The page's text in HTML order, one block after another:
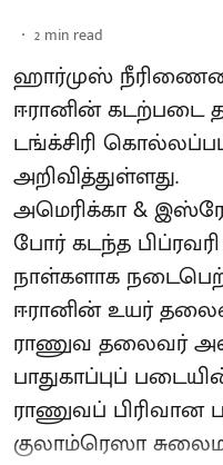
2 min read
ஹார்முஸ்
ஈரானின் கடற்படை
டங்க்சிரி
அறிவித்துள்ளது.
அமெரிக்கா &
போர் கடந்த
நாள்களாக
ஈரானின் உயர்
ராணுவ தலைவர் அலி
பாதுகாப்புப்
ராணுவப் பிரிவான
குலாம்ரெஸா